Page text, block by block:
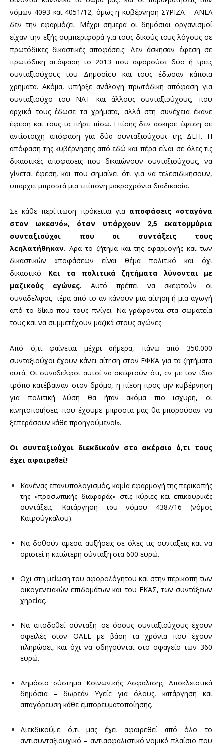
νόμων 4093 και 4051/12, όμως η κυβέρνηση ΣΥΡΙΖΑ – ΑΝΕΛ
δεν την εφαρμόζει. Μέχρι σήμερα οι δημόσιοι οργανισμοί
είχαν την εξής συμπεριφορά για τους δικούς τους λόγους σε
πρωτόδικες δικαστικές αποφάσεις: Δεν άσκησαν έφεση σε
πρωτόδικη απόφαση το 2013 που αφορούσε δύο ή τρεις
συνταξιούχους του Δημοσίου και τους έδωσαν κάποια
χρήματα. Ακόμα, υπήρξε ανάλογη πρωτόδικη απόφαση για
συνταξιούχο του ΝΑΤ και άλλους συνταξιούχους, που
αρχικά τους έδωσε τα χρήματα, αλλά στη συνέχεια έκανε
έφεση και τους τα πήρε πίσω. Επίσης δεν άσκησε έφεση σε
αντίστοιχη απόφαση για δύο συνταξιούχους της ΔΕΗ. Η
απόφαση της κυβέρνησης από εδώ και πέρα είναι σε όλες τις
δικαστικές αποφάσεις που δικαιώνουν συνταξιούχους, να
γίνεται έφεση, και που σημαίνει ότι για να τελεσιδικήσουν,
υπάρχει μπροστά μια επίπονη μακροχρόνια διαδικασία.
Σε κάθε περίπτωση πρόκειται για αποφάσεις «σταγόνα
στον ωκεανό», όταν υπάρχουν 2,5 εκατομμύρια
συνταξιούχοι που οι συντάξεις τους
λεηλατήθηκαν. Αρα το ζήτημα και της εφαρμογής και των
δικαστικών αποφάσεων είναι θέμα πολιτικό και όχι
δικαστικό. Και τα πολιτικά ζητήματα λύνονται με
μαζικούς αγώνες. Αυτό πρέπει να σκεφτούν οι
συνάδελφοι, πέρα από το αν κάνουν μια αίτηση ή μια αγωγή
από το δίκιο που τους πνίγει. Να γράφονται στα σωματεία
τους και να συμμετέχουν μαζικά στους αγώνες.
Από ό,τι φαίνεται μέχρι σήμερα, πάνω από 350.000
συνταξιούχοι έχουν κάνει αίτηση στον ΕΦΚΑ για τα ζητήματα
αυτά. Οι συνάδελφοι αυτοί να σκεφτούν ότι, αν με τον ίδιο
τρόπο κατέβαιναν στον δρόμο, η πίεση προς την κυβέρνηση
για πολιτική λύση θα ήταν ακόμα πιο ισχυρή, οι
κινητοποιήσεις που έχουμε μπροστά μας θα μπορούσαν να
ξεπεράσουν κάθε προηγούμενο!».
Οι συνταξιούχοι διεκδικούν στο ακέραιο ό,τι τους
έχει αφαιρεθεί!
Κανένας επανυπολογισμός, καμία εφαρμογή της περικοπής
της «προσωπικής διαφοράς» στις κύριες και επικουρικές
συντάξεις. Κατάργηση του νόμου 4387/16 (νόμος
Κατρούγκαλου).
Να δοθούν άμεσα αυξήσεις σε όλες τις συντάξεις και να
οριστεί η κατώτερη σύνταξη στα 600 ευρώ.
Οχι στη μείωση του αφορολόγητου και στην περικοπή των
οικογενειακών επιδομάτων και του ΕΚΑΣ, των συντάξεων
χηρείας.
Να αποδοθεί σύνταξη σε όσους συνταξιούχους έχουν
οφειλές στον ΟΑΕΕ με βάση τα χρόνια που έχουν
πληρώσει, και όχι να οδηγούνται στο σφαγείο των 360
ευρώ.
Δημόσιο σύστημα Κοινωνικής Ασφάλισης. Αποκλειστικά
δημόσια – δωρεάν Υγεία για όλους, κατάργηση και
απαγόρευση κάθε εμπορευματοποίησης.
Διεκδικούμε ό,τι μας έχει αφαιρεθεί από όλο το
αντισυνταξιουχικό – αντιασφαλιστικό νομικό πλαίσιο που